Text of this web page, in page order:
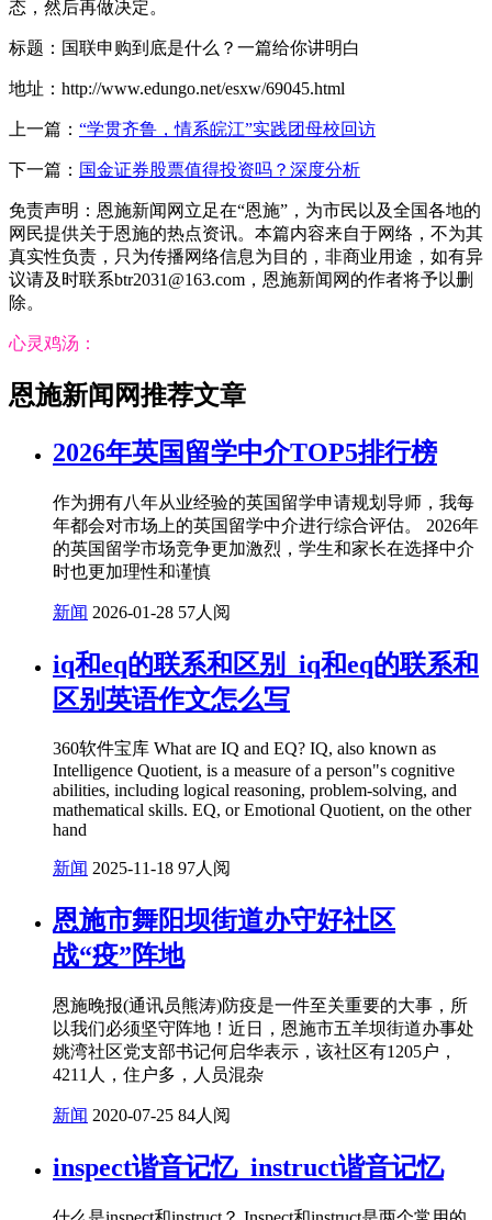
态，然后再做决定。
标题：国联申购到底是什么？一篇给你讲明白
地址：http://www.edungo.net/esxw/69045.html
上一篇： “学贯齐鲁，情系皖江”实践团母校回访
下一篇： 国金证券股票值得投资吗？深度分析
免责声明：恩施新闻网立足在“恩施”，为市民以及全国各地的
网民提供关于恩施的热点资讯。本篇内容来自于网络，不为其
真实性负责，只为传播网络信息为目的，非商业用途，如有异
议请及时联系btr2031@163.com，恩施新闻网的作者将予以删
除。
心灵鸡汤：
恩施新闻网推荐文章
2026年英国留学中介TOP5排行榜
作为拥有八年从业经验的英国留学申请规划导师，我每
年都会对市场上的英国留学中介进行综合评估。 2026年
的英国留学市场竞争更加激烈，学生和家长在选择中介
时也更加理性和谨慎
新闻 2026-01-28 57人阅
iq和eq的联系和区别_iq和eq的联系和
区别英语作文怎么写
360软件宝库 What are IQ and EQ? IQ, also known as
Intelligence Quotient, is a measure of a person"s cognitive
abilities, including logical reasoning, problem-solving, and
mathematical skills. EQ, or Emotional Quotient, on the other
hand
新闻 2025-11-18 97人阅
恩施市舞阳坝街道办守好社区
战“疫”阵地
恩施晚报(通讯员熊涛)防疫是一件至关重要的大事，所
以我们必须坚守阵地！近日，恩施市五羊坝街道办事处
姚湾社区党支部书记何启华表示，该社区有1205户，
4211人，住户多，人员混杂
新闻 2020-07-25 84人阅
inspect谐音记忆_instruct谐音记忆